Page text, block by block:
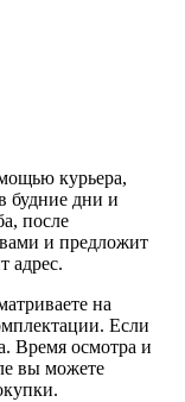
курьера,
будние дни и
после
вами и предложит
адрес.
на
Если
Время осмотра и
вы можете